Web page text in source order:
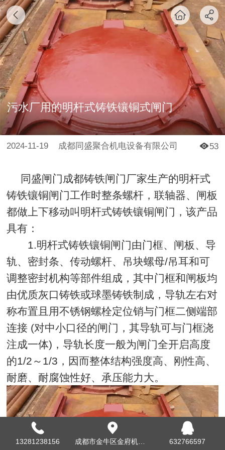
污水厂用的明杆式铸铁镶铜式闸门
2024-11-19 成都同盛聚合机电设备有限公司 53
同盛闸门成都铸铁闸门厂家生产的明杆式
铸铁镶铜闸门工作时整条螺杆，联轴器、闸板
都做上下移动叫明杆式铸铁镶铜闸门，该产品
具有：
1.明杆式铸铁镶铜闸门由门框、闸板、导
轨、密封条、传动螺杆、吊块螺母/吊耳和可
调整密封机构等部件组成，其中门框和闸板均
由优质灰口铸铁或球墨铸铁制成，导轨左右对
称布置且用不锈钢螺栓定位销与门框二侧端部
连接 (对中小口径的闸门，其导轨可与门框浇
注成一体)，导轨长度一般为闸门全开启高度
的1/2～1/3，因而整体结构强度高、刚性高、
耐磨、耐腐蚀性好、承压能力大。
13281238156 632766597